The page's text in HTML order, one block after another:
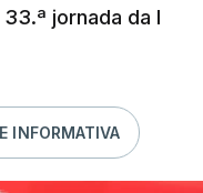
jornada da I
INFORMATIVA